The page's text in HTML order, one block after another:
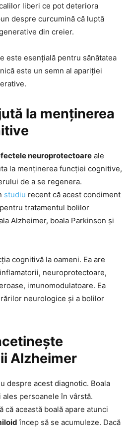
liberi ce pot deteriora
despre curcumină că luptă
din creier.
este esențială pentru sănătatea
este un semn al apariției
la menținerea
neuroprotectoare ale
la menținerea funcției cognitive,
de a se regenera.
studiu recent că acest condiment
tratamentul bolilor
Alzheimer, boala Parkinson și
cognitivă la oameni. Ea are
neuroprotectoare,
imunomodulatoare. Ea
neurologice și a bolilor
Alzheimer
despre acest diagnotic. Boala
persoanele în vârstă.
această boală apare atunci
încep să se acumuleze. Dacă